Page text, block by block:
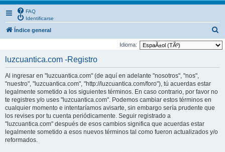
FAQ
Identificarse
Índice general
u
Idioma:
luzcuantica.com -Registro
Al ingresar en "luzcuantica.com" (de aquí en adelante "nosotros", "nos",
"nuestro", "luzcuantica.com", "http://luzcuantica.com/foro"), tú acuerdas estar
legalmente sometido a los siguientes términos. En caso contrario, por favor no
te registres y/o uses "luzcuantica.com". Podemos cambiar estos términos en
cualquier momento e intentaríamos avisarte, sin embargo sería prudente que
los revises por tu cuenta periódicamente. Seguir registrado a
"luzcuantica.com" después de esos cambios significa que acuerdas estar
legalmente sometido a esos nuevos términos tal como fueron actualizados y/o
reformados.